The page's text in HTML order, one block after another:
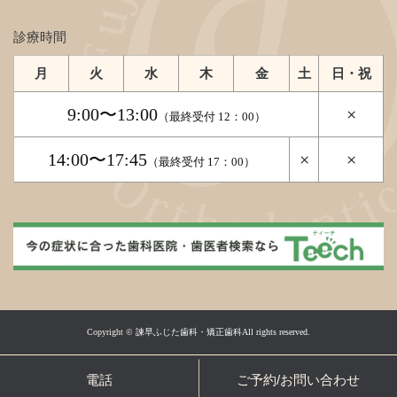
診療時間
月 火 水 木 金 土 日・祝
9:00〜13:00（最終受付 12：00） ×
14:00〜17:45 （最終受付 17：00） × ×
Copyright © 諫早ふじた歯科・矯正歯科All rights reserved.
電話 ご予約/お問い合わせ